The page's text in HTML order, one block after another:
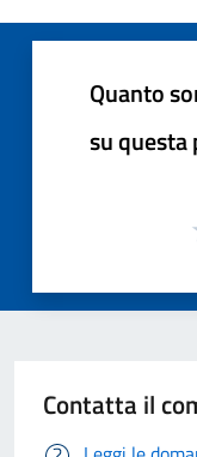
Quanto
su questa
Contatta il